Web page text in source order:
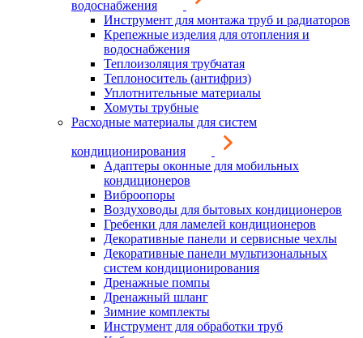
водоснабжения
Инструмент для монтажа труб и радиаторов
Крепежные изделия для отопления и
водоснабжения
Теплоизоляция трубчатая
Теплоноситель (антифриз)
Уплотнительные материалы
Хомуты трубные
Расходные материалы для систем
кондиционирования
Адаптеры оконные для мобильных
кондиционеров
Виброопоры
Воздуховоды для бытовых кондиционеров
Гребенки для ламелей кондиционеров
Декоративные панели и сервисные чехлы
Декоративные панели мультизональных
систем кондиционирования
Дренажные помпы
Дренажный шланг
Зимние комплекты
Инструмент для обработки труб